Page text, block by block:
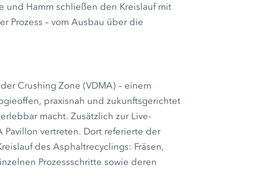
und Hamm schließen den Kreislauf mit
Prozess – vom Ausbau über die
Crushing Zone (VDMA) – einem
praxisnah und zukunftsgerichtet
macht. Zusätzlich zur Live-
Pavillon vertreten. Dort referierte der
des Asphaltrecyclings: Fräsen,
Prozessschritte sowie deren